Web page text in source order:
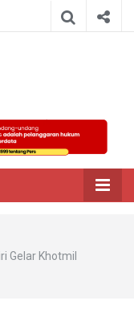
Gelar Khotmil